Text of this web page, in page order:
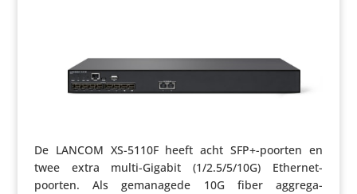
De LANCOM XS-5110F heeft acht SFP+-poorten en
twee extra multi-Gigabit (1/2.5/5/10G) Ethernet-
poorten. Als gema­na­gede 10G fiber aggre­ga­